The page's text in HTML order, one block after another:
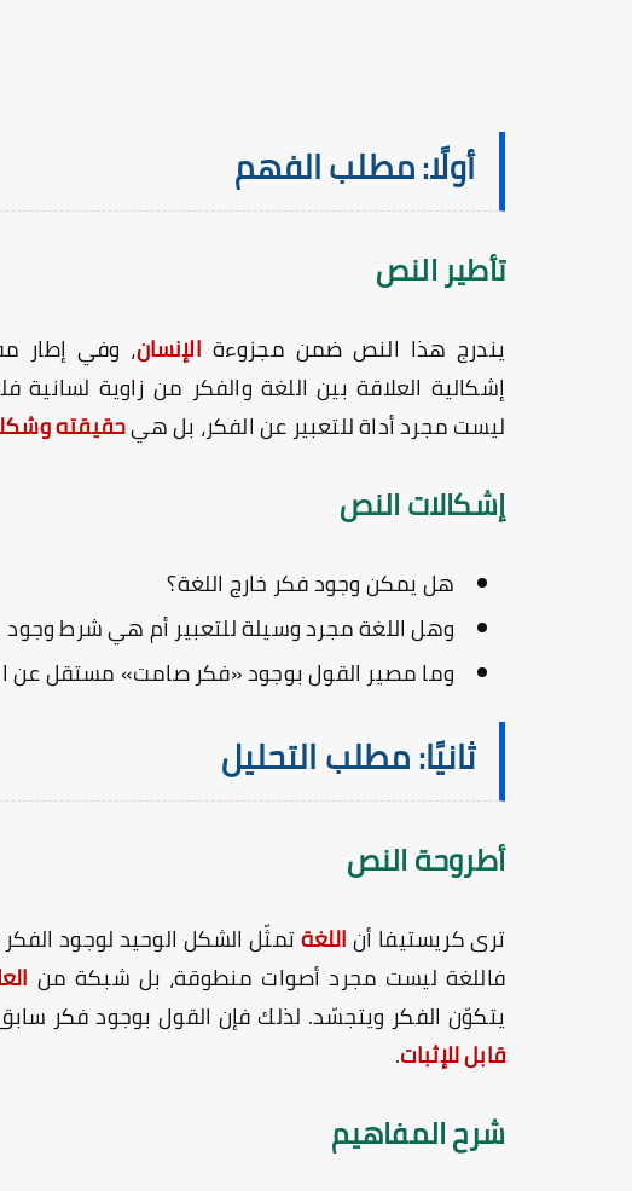
أولًا: مطلب الفهم
تأطير النص
يندرج هذا النص ضمن مجزوءة الإنسان، وفي إطار
إشكالية العلاقة بين اللغة والفكر من زاوية
ليست مجرد أداة للتعبير عن الفكر، بل هيحقيقته
إشكالات النص
هل يمكن وجود فكر خارج اللغة؟
وهل اللغة مجرد وسيلة للتعبير أم هي شرط وجود
وما مصير القول بوجود «فكر صامت» مستقل عن
ثانيًا: مطلب التحليل
أطروحة النص
ترى كريستيفا أناللغةتمثّل الشكل الوحيد لوجود
فاللغة ليست مجرد أصوات منطوقة، بل شبكة من
يتكوّن الفكر ويتجسّد. لذلك فإن القول بوجود فكر
قابل للإثبات.
شرح المفاهيم